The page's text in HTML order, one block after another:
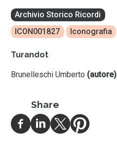
Archivio Storico Ricordi
ICON001827
Iconografia
Turandot
Brunelleschi Umberto (autore)
Share